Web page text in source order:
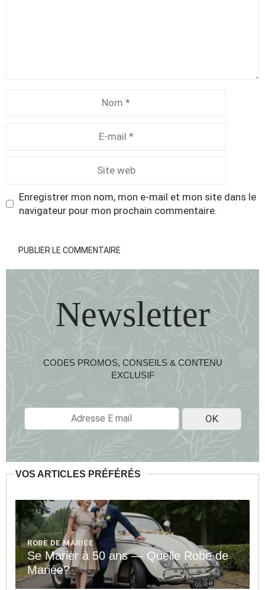
Enregistrer mon nom, mon e-mail et mon site dans le
navigateur pour mon prochain commentaire.
Newsletter
CODES PROMOS, CONSEILS & CONTENU
EXCLUSIF
E
I
L
OK
VOS ARTICLES PRÉFÉRÉS
ROBE DE MARIÉE
Se Marier à 50 ans — Quelle Robe de
Mariée?